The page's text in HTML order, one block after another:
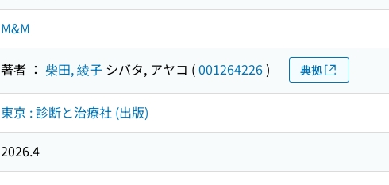
M&M
著者 ： 柴田, 綾子 シバタ, アヤコ (001264226) 典拠
東京 : 診断と治療社 (出版)
2026.4